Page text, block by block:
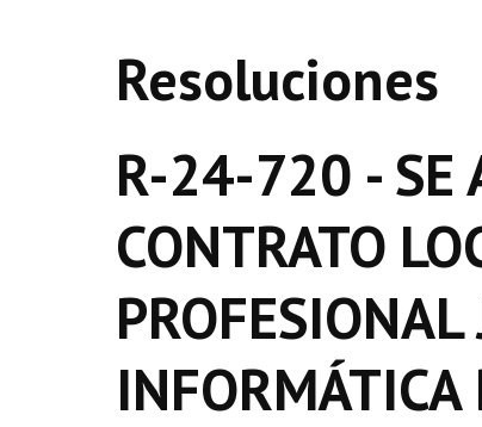
Resoluciones
R-24-720 - SE
CONTRATO